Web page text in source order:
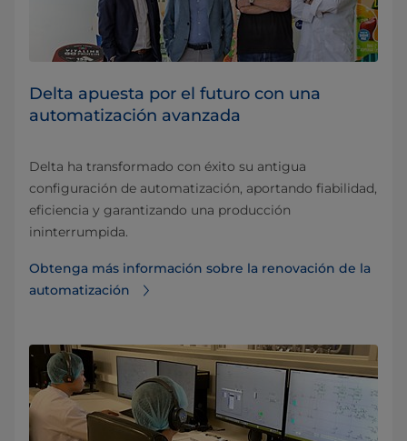
Delta apuesta por el futuro con una
automatización avanzada
Delta ha transformado con éxito su antigua
configuración de automatización, aportando fiabilidad,
eficiencia y garantizando una producción
ininterrumpida.
Obtenga más información sobre la renovación de la
automatización